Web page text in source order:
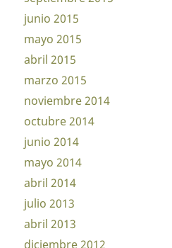
junio 2015
mayo 2015
abril 2015
marzo 2015
noviembre 2014
octubre 2014
junio 2014
mayo 2014
abril 2014
julio 2013
abril 2013
diciembre 2012